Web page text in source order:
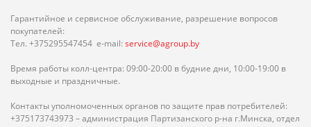
Гарантийное и сервисное обслуживание, разрешение вопросов
покупателей:
Тел. +375295547454 e-mail: service@agroup.by
Время работы колл-центра: 09:00-20:00 в будние дни, 10:00-19:00 в
выходные и праздничные.
Контакты уполномоченных органов по защите прав потребителей:
+375173743973 – администрация Партизанского р-на г.Минска, отдел